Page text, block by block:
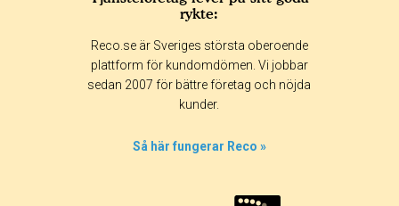
rykte:
Reco.se är Sveriges största oberoende
plattform för kundomdömen. Vi jobbar
sedan 2007 för bättre företag och nöjda
kunder.
Så här fungerar Reco »